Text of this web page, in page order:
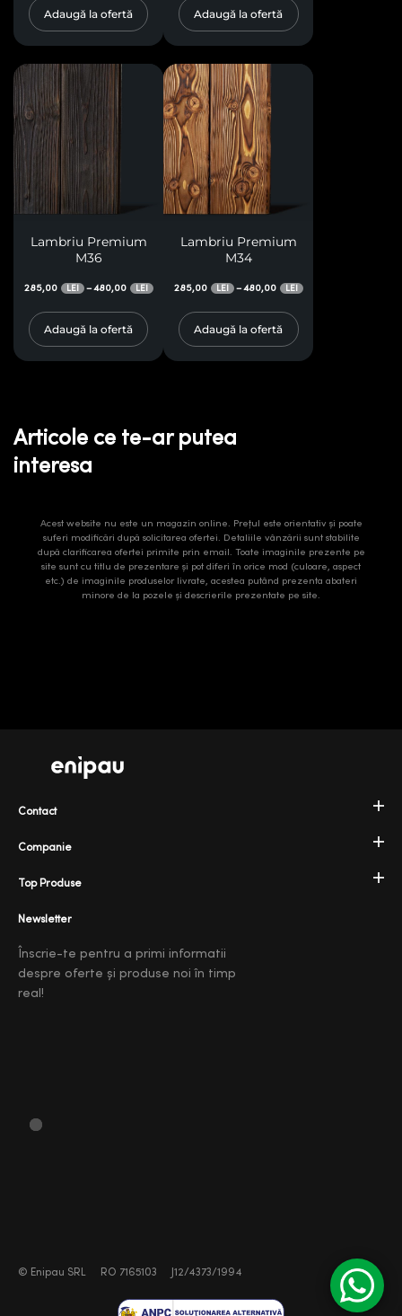
Adaugă la ofertă Adaugă la ofertă
Lambriu Premium
M36
285,00 LEI –480,00 LEI
Adaugă la ofertă
Lambriu Premium
M34
285,00 LEI –480,00 LEI
Adaugă la ofertă
Articole ce te-ar putea
interesa
Acest website nu este un magazin online. Prețul este orientativ și poate
suferi modificări după solicitarea ofertei. Detaliile vânzării sunt stabilite
după clarificarea ofertei primite prin email. Toate imaginile prezente pe
site sunt cu titlu de prezentare și pot diferi în orice mod (culoare, aspect
etc.) de imaginile produselor livrate, acestea putând prezenta abateri
minore de la pozele și descrierile prezentate pe site.
Companie
Top Produse
Contact
Newsletter
Înscrie-te pentru a primi informatii
despre oferte și produse noi în timp
real!
© Enipau SRL RO 7165103 J12/4373/1994